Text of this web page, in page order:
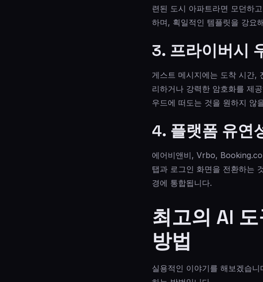
련된 도시 아파트라면 모던하
하며, 획일적인 템플릿을 강요
3. 프라이버시
게스트 메시지에는 도착 시간,
리하거나 강력한 암호화를 제
우드에 떠도는 것을 원하지 않
4. 플랫폼 유연
에어비앤비, Vrbo,
탭과 로그인 화면을 전환하는
경에 통합됩니다.
최고의 AI
방법
실용적인 이야기를 해보겠습